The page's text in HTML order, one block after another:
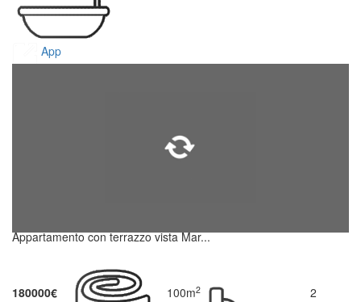
App
Appartamento con terrazzo vista Mar...
180000€ 100m2 2